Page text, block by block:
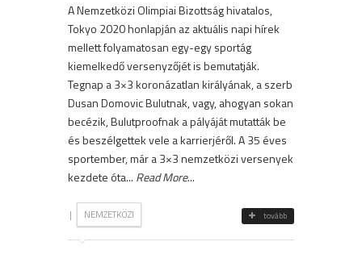
A Nemzetközi Olimpiai Bizottság hivatalos,
Tokyo 2020 honlapján az aktuális napi hírek
mellett folyamatosan egy-egy sportág
kiemelkedő versenyzőjét is bemutatják.
Tegnap a 3×3 koronázatlan királyának, a szerb
Dusan Domovic Bulutnak, vagy, ahogyan sokan
becézik, Bulutproofnak a pályáját mutatták be
és beszélgettek vele a karrierjéről. A 35 éves
sportember, már a 3×3 nemzetközi versenyek
kezdete óta... Read More...
| NEMZETKÖZI tovább